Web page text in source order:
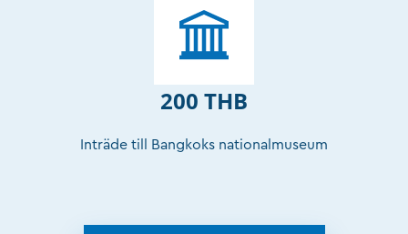
200 THB
Inträde till Bangkoks nationalmuseum